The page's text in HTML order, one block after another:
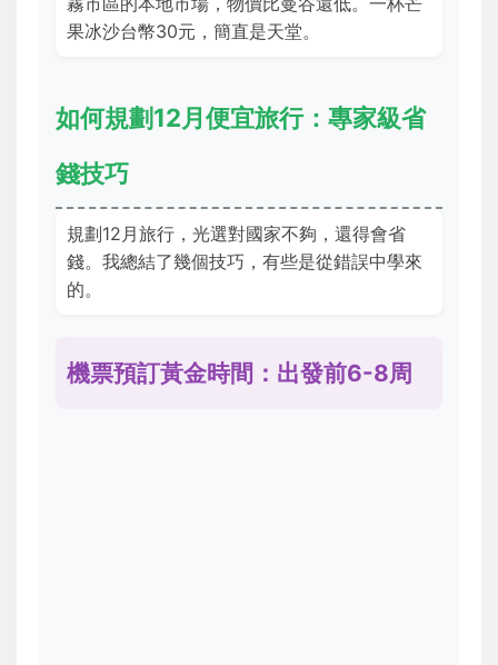
果冰沙台幣30元，簡直是天堂。
如何規劃12月便宜旅行：專家級省
錢技巧
規劃12月旅行，光選對國家不夠，還得會省
錢。我總結了幾個技巧，有些是從錯誤中學來
的。
機票預訂黃金時間：出發前6-8周